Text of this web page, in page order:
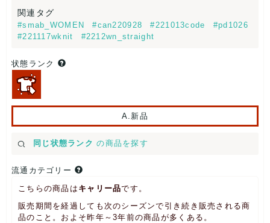
関連タグ
#smab_WOMEN #can220928 #221013code
#pd1026
#221117wknit
#2212wn_straight
状態ランク
A.新品
同じ状態ランク の商品を探す
流通カテゴリー
こちらの商品は キャリー品です。
販売期間を経過しても次のシーズンで引き続き販売される商
品のこと。およそ昨年～3年前の商品が多くある。